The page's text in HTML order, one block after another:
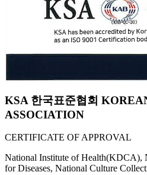
KSA 한국표준협회
ASSOCIATION
CERTIFICATE OF APPROVAL
National Institute of Health(KDCA),
for Diseases, National Culture